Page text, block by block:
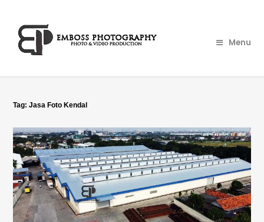
Menu
Tag:Jasa Foto Kendal